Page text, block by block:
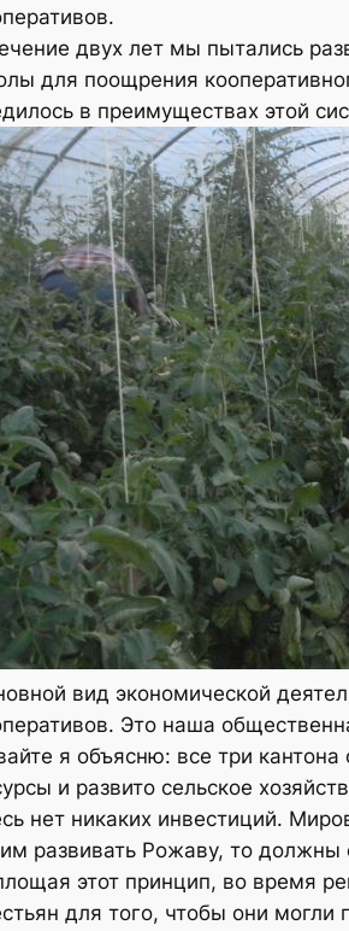
двух лет мы пытались
для поощрения
в преимуществах этой
вид экономической
Это наша
я объясню: все три
и развито сельское
нет никаких инвестиций.
развивать Рожаву, то должны
этот принцип, во время
для того, чтобы они